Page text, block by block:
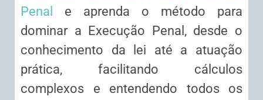
Penal
e aprenda o método para
dominar a Execução Penal, desde o
conhecimento da lei até a atuação
prática, facilitando cálculos
complexos e entendendo todos os